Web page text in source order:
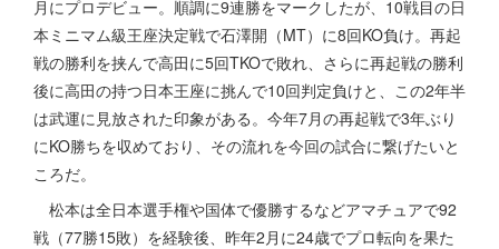
月にプロデビュー。順調に9連勝をマークしたが、10戦目の日
本ミニマム級王座決定戦で石澤開（MT）に8回KO負け。再起
戦の勝利を挟んで高田に5回TKOで敗れ、さらに再起戦の勝利
後に高田の持つ日本王座に挑んで10回判定負けと、この2年半
は武運に見放された印象がある。今年7月の再起戦で3年ぶり
にKO勝ちを収めており、その流れを今回の試合に繋げたいと
ころだ。
松本は全日本選手権や国体で優勝するなどアマチュアで92
戦（77勝15敗）を経験後、昨年2月に24歳でプロ転向を果た